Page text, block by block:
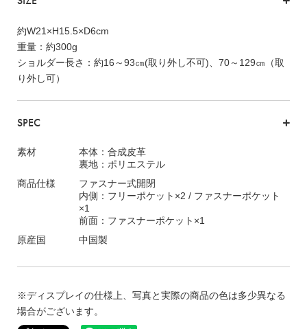
特定商取引法に基づく表記
プライバシーポリシー
約W21×H15.5×D6cm
重量：約300g
ショルダー長さ：約16～93㎝(取り外し不可)、70～129㎝（取
り外し可）
SPEC
素材
本体：合成皮革
裏地：ポリエステル
商品仕様
ファスナー式開閉
内側：フリーポケット×2 / ファスナーポケット
×1
前面：ファスナーポケット×1
原産国
中国製
※ディスプレイの仕様上、写真と実際の商品の色は多少異なる
場合がございます。